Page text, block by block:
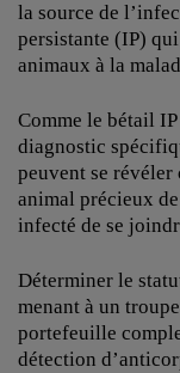
la source de
persistante (IP)
animaux à la
Comme le bétail
diagnostic
peuvent se révéler
animal précieux
infecté de se
Déterminer le
menant à un
portefeuille
détection